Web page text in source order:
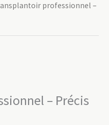
professionnel –
– Précis